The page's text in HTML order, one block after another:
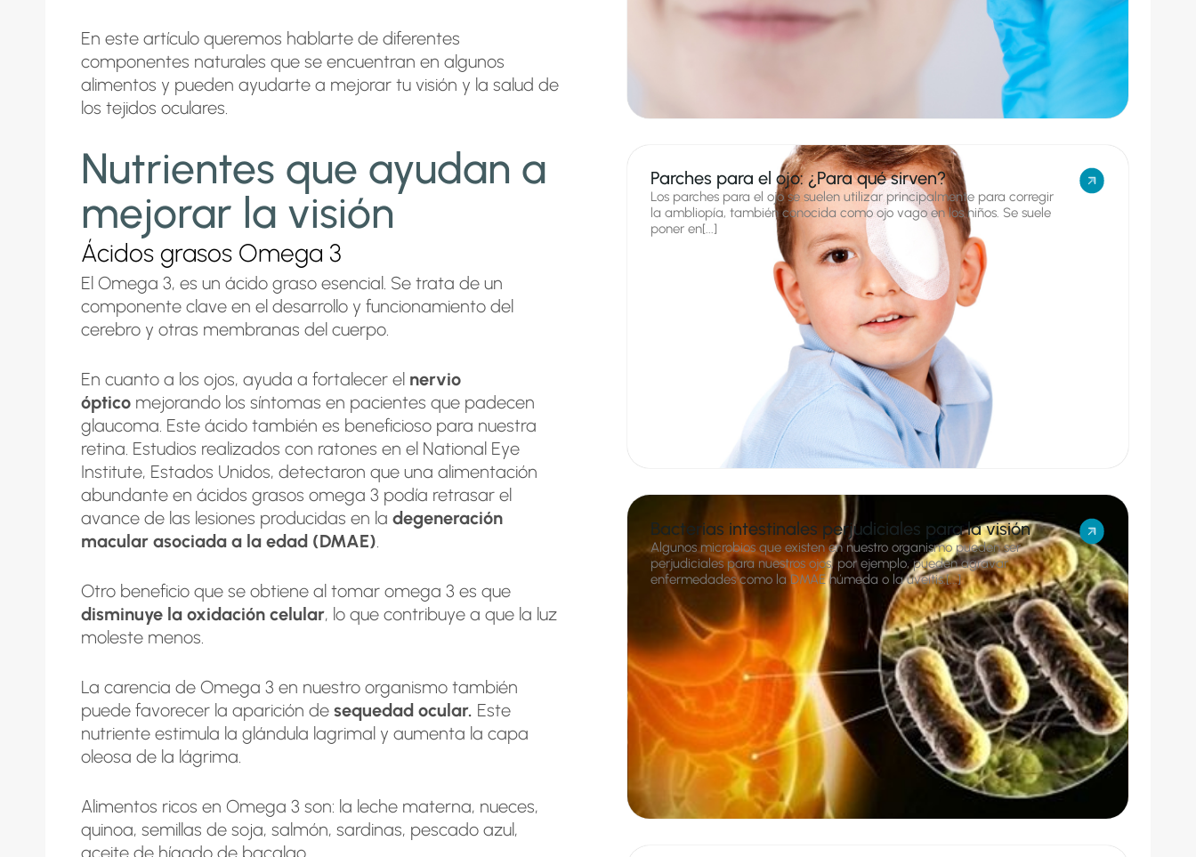
En este artículo queremos hablarte de diferentes
componentes naturales que se encuentran en algunos
alimentos y pueden ayudarte a mejorar tu visión y la salud de
los tejidos oculares.
Nutrientes que ayudan a
mejorar la visión
Ácidos grasos Omega 3
El Omega 3, es un ácido graso esencial. Se trata de un
componente clave en el desarrollo y funcionamiento del
cerebro y otras membranas del cuerpo.
En cuanto a los ojos, ayuda a fortalecer el nervio
óptico mejorando los síntomas en pacientes que padecen
glaucoma. Este ácido también es beneficioso para nuestra
retina. Estudios realizados con ratones en el National Eye
Institute, Estados Unidos, detectaron que una alimentación
abundante en ácidos grasos omega 3 podía retrasar el
avance de las lesiones producidas en la degeneración
macular asociada a la edad (DMAE).
Otro beneficio que se obtiene al tomar omega 3 es que
disminuye la oxidación celular, lo que contribuye a que la luz
moleste menos.
La carencia de Omega 3 en nuestro organismo también
puede favorecer la aparición de sequedad ocular. Este
nutriente estimula la glándula lagrimal y aumenta la capa
oleosa de la lágrima.
Alimentos ricos en Omega 3 son: la leche materna, nueces,
quinoa, semillas de soja, salmón, sardinas, pescado azul,
aceite de hígado de bacalao.
Parches para el ojo: ¿Para qué sirven?
Los parches para el ojo se suelen utilizar principalmente para corregir
la ambliopía, también conocida como ojo vago en los niños. Se suele
poner en[...]
Bacterias intestinales perjudiciales para la visión
Algunos microbios que existen en nuestro organismo pueden ser
perjudiciales para nuestros ojos, por ejemplo, pueden agravar
enfermedades como la DMAE húmeda o la uveítis.[...]